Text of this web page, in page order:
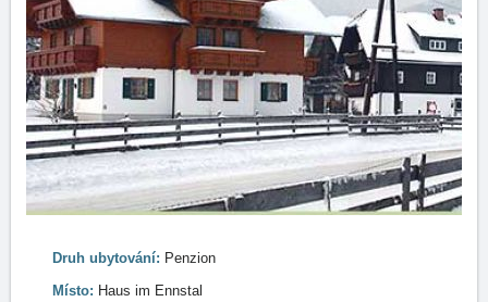
Druh ubytování: Penzion
Místo: Haus im Ennstal